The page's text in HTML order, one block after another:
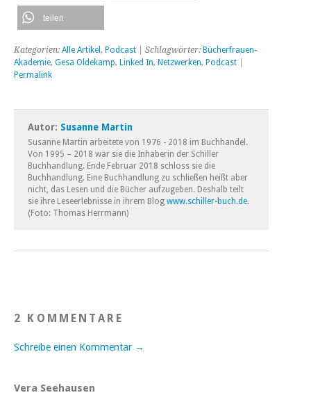
teilen
Kategorien: Alle Artikel , Podcast | Schlagwörter: Bücherfrauen-
Akademie, Gesa Oldekamp, Linked In, Netzwerken, Podcast
Permalink
Autor: Susanne Martin
Susanne Martin arbeitete von 1976 - 2018 im Buchhandel.
Von 1995 – 2018 war sie die Inhaberin der Schiller
Buchhandlung. Ende Februar 2018 schloss sie die
Buchhandlung. Eine Buchhandlung zu schließen heißt aber
nicht, das Lesen und die Bücher aufzugeben. Deshalb teilt
sie ihre Leseerlebnisse in ihrem Blog www.schiller-buch.de.
(Foto: Thomas Herrmann)
2 KOMMENTARE
Schreibe einen Kommentar →
Vera Seehausen